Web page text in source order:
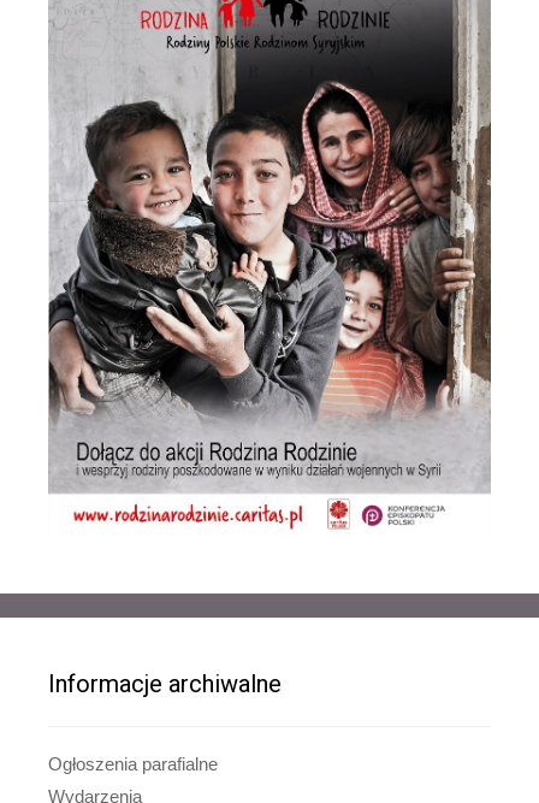
Informacje archiwalne
Ogłoszenia parafialne
Wydarzenia